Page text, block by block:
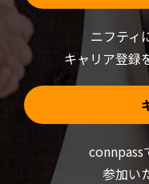
ニフティ
キャリア登録
connpass
参加い